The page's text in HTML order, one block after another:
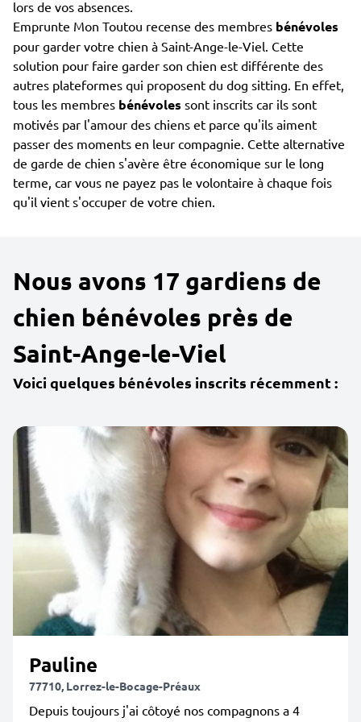
lors de vos absences.
Emprunte Mon Toutou recense des membres bénévoles
pour garder votre chien à Saint-Ange-le-Viel. Cette
solution pour faire garder son chien est différente des
autres plateformes qui proposent du dog sitting. En effet,
tous les membres bénévoles sont inscrits car ils sont
motivés par l'amour des chiens et parce qu'ils aiment
passer des moments en leur compagnie. Cette alternative
de garde de chien s'avère être économique sur le long
terme, car vous ne payez pas le volontaire à chaque fois
qu'il vient s'occuper de votre chien.
Nous avons 17 gardiens de
chien bénévoles près de
Saint-Ange-le-Viel
Voici quelques bénévoles inscrits récemment :
Pauline
77710, Lorrez-le-Bocage-Préaux
Depuis toujours j'ai côtoyé nos compagnons a 4